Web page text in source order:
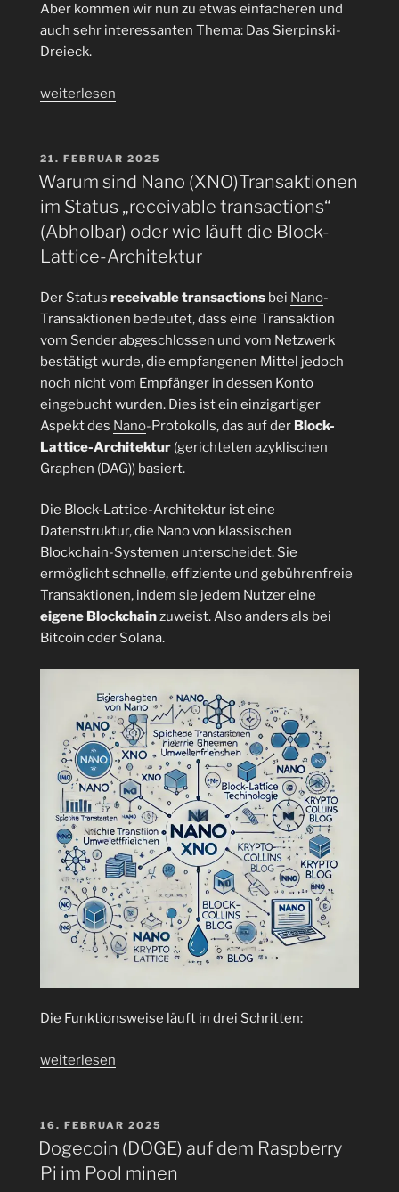
Aber kommen wir nun zu etwas einfacheren und
auch sehr interessanten Thema: Das Sierpinski-
Dreieck.
„Sierpinski-
was
anderes
als
der
Mega-
Hack
Bybit
Exchange
mit
ca.
401000
ETH
(
ca.
1,4
Dollar
Verlust“
weiterlesen
VERÖFFENTLICHT
AM
21. FEBRUAR 2025
Warum sind Nano (XNO)Transaktionen
im Status „receivable transactions“
(Abholbar) oder wie läuft die Block-
Lattice-Architektur
Der Status receivable transactions bei Nano-
Transaktionen bedeutet, dass eine Transaktion
vom Sender abgeschlossen und vom Netzwerk
bestätigt wurde, die empfangenen Mittel jedoch
noch nicht vom Empfänger in dessen Konto
eingebucht wurden. Dies ist ein einzigartiger
Aspekt des Nano-Protokolls, das auf der Block-
Lattice-Architektur (gerichteten azyklischen
Graphen (DAG)) basiert.
Die Block-Lattice-Architektur ist eine
Datenstruktur, die Nano von klassischen
Blockchain-Systemen unterscheidet. Sie
ermöglicht schnelle, effiziente und gebührenfreie
Transaktionen, indem sie jedem Nutzer eine
eigene Blockchainzuweist. Also anders als bei
Bitcoin oder Solana.
Die Funktionsweise läuft in drei Schritten:
„Warum
(XNO)Transaktionen
im
Status
weiterlesen
VERÖFFENTLICHT
AM
16. FEBRUAR 2025
Dogecoin (DOGE) auf dem Raspberry
Pi im Pool minen